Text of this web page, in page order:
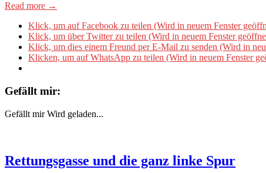
Read more →
Klick, um auf Facebook zu teilen (Wird in neuem Fenster
Klick, um über Twitter zu teilen (Wird in neuem Fenster
Klick, um dies einem Freund per E-Mail zu senden (Wird in
Klicken, um auf WhatsApp zu teilen (Wird in neuem Fenster
Gefällt mir:
Gefällt mir Wird geladen...
Rettungsgasse und die ganz linke Spur